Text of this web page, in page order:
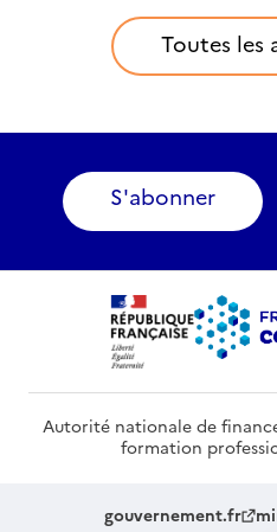
Toutes les
S'abonner
Autorité nationale de
formation
gouvernement.fr